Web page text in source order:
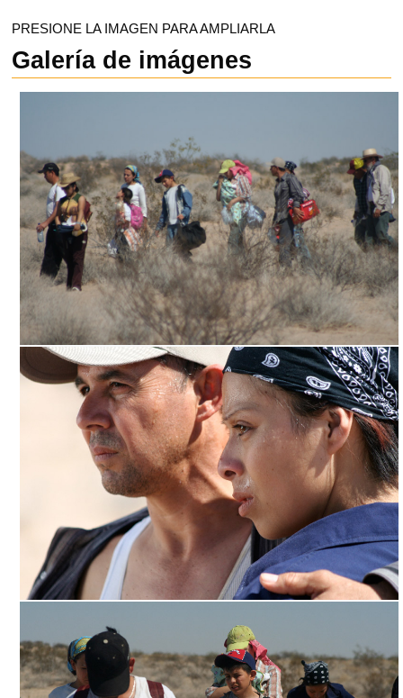
PRESIONE LA IMAGEN PARA AMPLIARLA
Galería de imágenes
7 SOLES, CORTESÍA DIRECTOR
7 SOLES, CORTESÍA DIRECTOR